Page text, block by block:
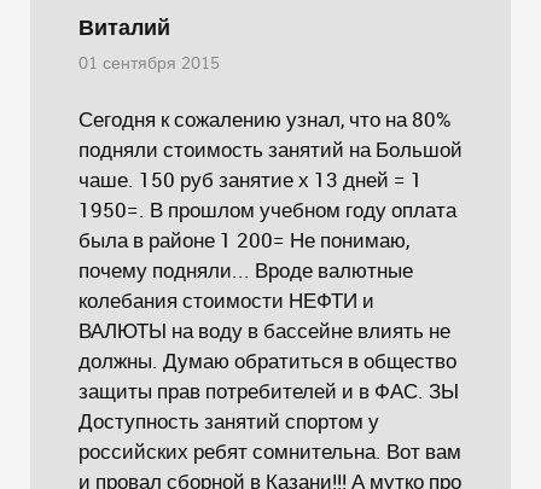
Виталий
01 сентября 2015
Сегодня к сожалению узнал, что на 80%
подняли стоимость занятий на Большой
чаше. 150 руб занятие х 13 дней = 1
1950=. В прошлом учебном году оплата
была в районе 1 200= Не понимаю,
почему подняли... Вроде валютные
колебания стоимости НЕФТИ и
ВАЛЮТЫ на воду в бассейне влиять не
должны. Думаю обратиться в общество
защиты прав потребителей и в ФАС. ЗЫ
Доступность занятий спортом у
российских ребят сомнительна. Вот вам
и провал сборной в Казани!!! А мутко про